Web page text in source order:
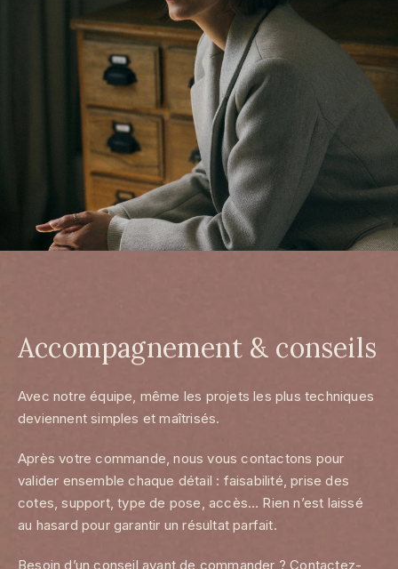
Accompagnement & conseils
Avec notre équipe, même les projets les plus techniques
deviennent simples et maîtrisés.
Après votre commande, nous vous contactons pour
valider ensemble chaque détail : faisabilité, prise des
cotes, support, type de pose, accès… Rien n’est laissé
au hasard pour garantir un résultat parfait.
Besoin d’un conseil avant de commander ? Contactez-